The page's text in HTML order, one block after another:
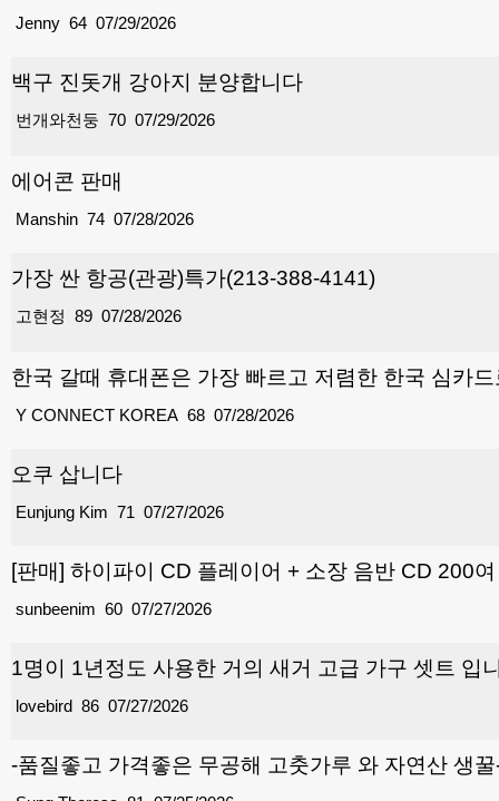
64
Jenny 07/29/2026
백구 진돗개 강아지 분양합니다
70
번개와천둥 07/29/2026
에어콘 판매
74
Manshin 07/28/2026
가장 싼 항공(관광)특가(213-388-4141)
89
고현정 07/28/2026
한국 갈때 휴대폰은 가장 빠르고 저렴한 한국 심카
68
Y CONNECT KOREA 07/28/2026
오쿠 삽니다
71
Eunjung Kim 07/27/2026
[판매] 하이파이 CD 플레이어 + 소장 음반 CD 200
60
sunbeenim 07/27/2026
1명이 1년정도 사용한 거의 새거 고급 가구 셋트 입
86
lovebird 07/27/2026
-품질좋고 가격좋은 무공해 고춧가루 와 자연산 생